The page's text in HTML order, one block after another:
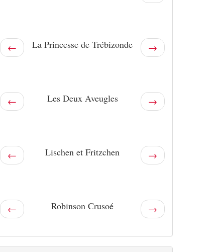
← La Princesse de Trébizonde →
← Les Deux Aveugles →
← Lischen et Fritzchen →
← Robinson Crusoé →